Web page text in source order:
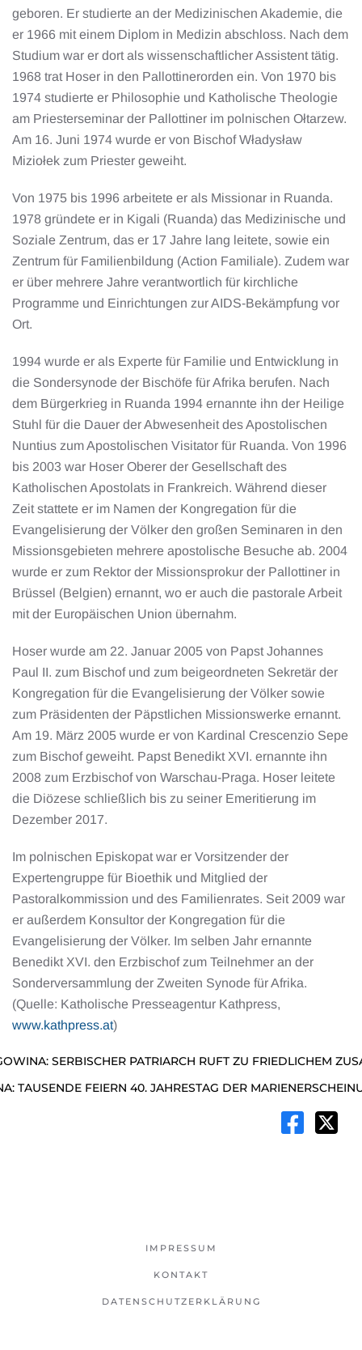
geboren. Er studierte an der Medizinischen Akademie, die
er 1966 mit einem Diplom in Medizin abschloss. Nach dem
Studium war er dort als wissenschaftlicher Assistent tätig.
1968 trat Hoser in den Pallottinerorden ein. Von 1970 bis
1974 studierte er Philosophie und Katholische Theologie
am Priesterseminar der Pallottiner im polnischen Ołtarzew.
Am 16. Juni 1974 wurde er von Bischof Władysław
Miziołek zum Priester geweiht.
Von 1975 bis 1996 arbeitete er als Missionar in Ruanda.
1978 gründete er in Kigali (Ruanda) das Medizinische und
Soziale Zentrum, das er 17 Jahre lang leitete, sowie ein
Zentrum für Familienbildung (Action Familiale). Zudem war
er über mehrere Jahre verantwortlich für kirchliche
Programme und Einrichtungen zur AIDS-Bekämpfung vor
Ort.
1994 wurde er als Experte für Familie und Entwicklung in
die Sondersynode der Bischöfe für Afrika berufen. Nach
dem Bürgerkrieg in Ruanda 1994 ernannte ihn der Heilige
Stuhl für die Dauer der Abwesenheit des Apostolischen
Nuntius zum Apostolischen Visitator für Ruanda. Von 1996
bis 2003 war Hoser Oberer der Gesellschaft des
Katholischen Apostolats in Frankreich. Während dieser
Zeit stattete er im Namen der Kongregation für die
Evangelisierung der Völker den großen Seminaren in den
Missionsgebieten mehrere apostolische Besuche ab. 2004
wurde er zum Rektor der Missionsprokur der Pallottiner in
Brüssel (Belgien) ernannt, wo er auch die pastorale Arbeit
mit der Europäischen Union übernahm.
Hoser wurde am 22. Januar 2005 von Papst Johannes
Paul II. zum Bischof und zum beigeordneten Sekretär der
Kongregation für die Evangelisierung der Völker sowie
zum Präsidenten der Päpstlichen Missionswerke ernannt.
Am 19. März 2005 wurde er von Kardinal Crescenzio Sepe
zum Bischof geweiht. Papst Benedikt XVI. ernannte ihn
2008 zum Erzbischof von Warschau-Praga. Hoser leitete
die Diözese schließlich bis zu seiner Emeritierung im
Dezember 2017.
Im polnischen Episkopat war er Vorsitzender der
Expertengruppe für Bioethik und Mitglied der
Pastoralkommission und des Familienrates. Seit 2009 war
er außerdem Konsultor der Kongregation für die
Evangelisierung der Völker. Im selben Jahr ernannte
Benedikt XVI. den Erzbischof zum Teilnehmer an der
Sonderversammlung der Zweiten Synode für Afrika.
(Quelle: Katholische Presseagentur Kathpress,
www.kathpress.at)
SERBISCHER PATRIARCH RUFT ZU FRIEDLICHEM
TAUSENDE FEIERN 40. JAHRESTAG DER
IMPRESSUM
KONTAKT
DATENSCHUTZERKLÄRUNG